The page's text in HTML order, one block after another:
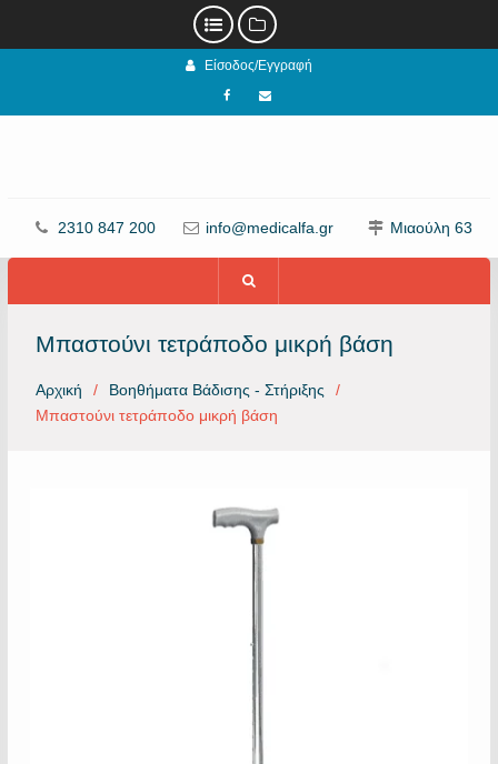
Είσοδος/Εγγραφή
Facebook
email
2310 847 200 info@medicalfa.gr Μιαούλη 63
Μπαστούνι τετράποδο μικρή βάση
Αρχική
Βοηθήματα Βάδισης - Στήριξης
Μπαστούνι τετράποδο μικρή βάση